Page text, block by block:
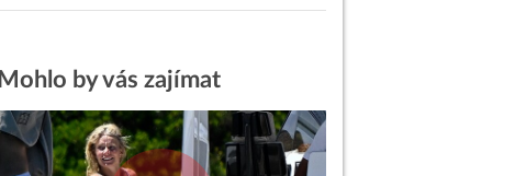
Mohlo by vás zajímat